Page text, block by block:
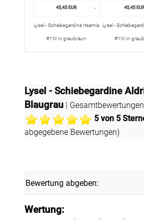
45,45 EUR
Lysel - Schiebegardine Itsamia
#1W in graubraun
45,45
Lysel -
#1W in
Lysel - Schiebegardine
Blaugrau |
5von 5
abgegebene Bewertungen)
Bewertung abgeben:
Wertung: